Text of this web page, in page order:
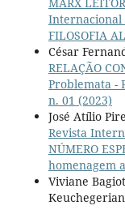
Internacional
FILOSOFIA
César
RELAÇÃO
Problemata -
n. 01 (2023)
José Atílio
Revista
NÚMERO
homenagem
Viviane